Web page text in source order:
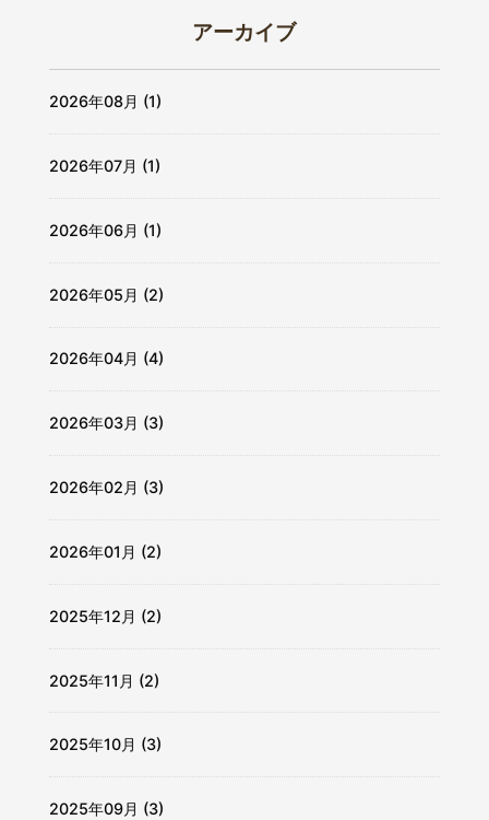
アーカイブ
2026年08月 (1)
2026年07月 (1)
2026年06月 (1)
2026年05月 (2)
2026年04月 (4)
2026年03月 (3)
2026年02月 (3)
2026年01月 (2)
2025年12月 (2)
2025年11月 (2)
2025年10月 (3)
2025年09月 (3)